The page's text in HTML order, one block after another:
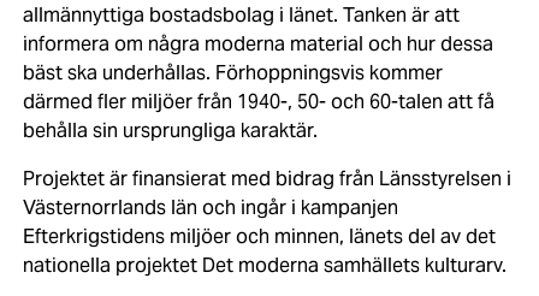
allmännyttiga bostadsbolag i länet. Tanken är att
informera om några moderna material och hur dessa
bäst ska underhållas. Förhoppningsvis kommer
därmed fler miljöer från 1940-, 50- och 60-talen att få
behålla sin ursprungliga karaktär.
Projektet är finansierat med bidrag från Länsstyrelsen i
Västernorrlands län och ingår i kampanjen
Efterkrigstidens miljöer och minnen, länets del av det
nationella projektet Det moderna samhällets kulturarv.